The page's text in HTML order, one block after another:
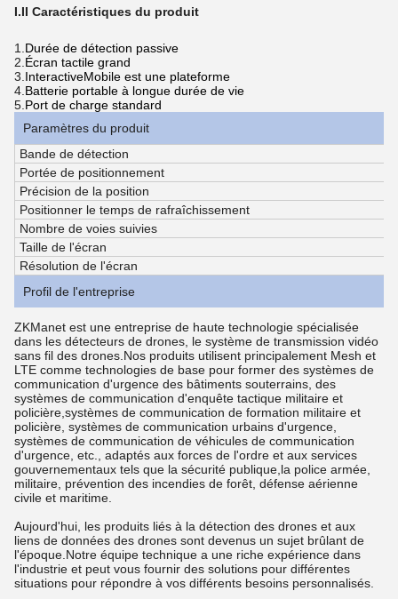
I.II Caractéristiques du produit
1. Durée de détection passive
2. Écran tactile grand
3. InteractiveMobile est une plateforme
4. Batterie portable à longue durée de vie
5. Port de charge standard
Paramètres du produit
Bande de détection
Portée de positionnement
Précision de la position
Positionner le temps de rafraîchissement
Nombre de voies suivies
Taille de l'écran
Résolution de l'écran
Profil de l'entreprise
ZKManet est une entreprise de haute technologie spécialisée
dans les détecteurs de drones, le système de transmission vidéo
sans fil des drones. Nos produits utilisent principalement Mesh et
LTE comme technologies de base pour former des systèmes de
communication d'urgence des bâtiments souterrains, des
systèmes de communication d'enquête tactique militaire et
policière,systèmes de communication de formation militaire et
policière, systèmes de communication urbains d'urgence,
systèmes de communication de véhicules de communication
d'urgence, etc., adaptés aux forces de l'ordre et aux services
gouvernementaux tels que la sécurité publique,la police armée,
militaire, prévention des incendies de forêt, défense aérienne
civile et maritime.
Aujourd'hui, les produits liés à la détection des drones et aux
liens de données des drones sont devenus un sujet brûlant de
l'époque.Notre équipe technique a une riche expérience dans
l'industrie et peut vous fournir des solutions pour différentes
situations pour répondre à vos différents besoins personnalisés.